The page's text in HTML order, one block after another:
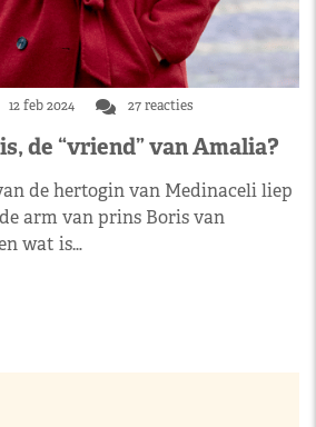
12 feb 2024 27 reacties
de “vriend” van Amalia?
de hertogin van Medinaceli liep
arm van prins Boris van
wat is…